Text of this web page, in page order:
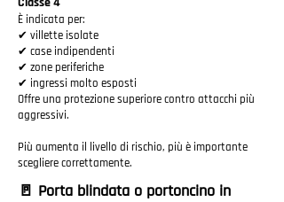
È indicata per:
✔ villette isolate
✔ case indipendenti
✔ zone periferiche
✔ ingressi molto esposti
Offre una protezione superiore contro attacchi più
aggressivi.
Più aumenta il livello di rischio, più è importante
scegliere correttamente.
🚪 Porta blindata o portoncino in